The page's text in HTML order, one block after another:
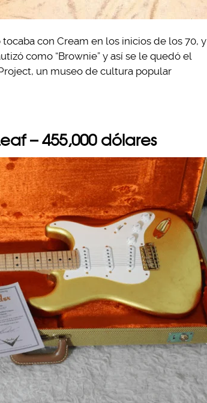
con Cream en los inicios de los 70, y
como “Brownie” y así se le quedó el
un museo de cultura popular
– 455,000 dólares